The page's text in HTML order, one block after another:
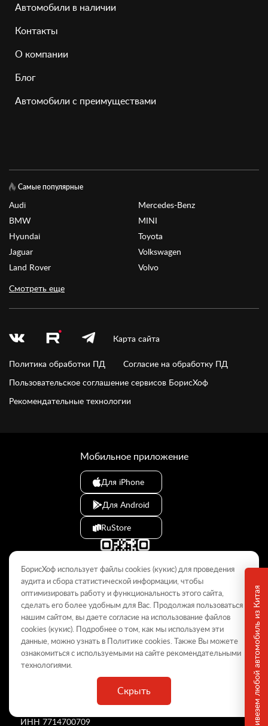
Привезем любой автомобиль из Китая
Автомобили в наличии
Контакты
О компании
Блог
Автомобили с преимуществами
Самые популярные
Audi
BMW
Hyundai
Jaguar
Land Rover
Mercedes-Benz
MINI
Toyota
Volkswagen
Volvo
Смотреть еще
Карта сайта
Политика обработки ПД
Согласие на обработку ПД
Пользовательское соглашение сервисов БорисХоф
Рекомендательные технологии
© 2009–2026
Данный интернет-сайт носит информационный характер и не
является публичной офертой, определяемой положениями Статьи
437 ГК РФ. Для получения подробной информации обращайтесь в
дилерские центры.
БорисХоф Холдинг»
ИНН 7714700709
Мобильное приложение
Для iPhone
Для Android
RuStore
БорисХоф использует файлы cookies (кукиc) для проведения
аудита и сбора статистической информации, чтобы
оптимизировать работу и функциональность этого сайта,
сделать его более удобным для Вас. Продолжая пользоваться
нашим сайтом, вы даете согласие на использование файлов
cookies (кукиc). Подробнее о том, как мы используем эти
данные, можно узнать в Политикеcookies. Также Вы можете
ознакомиться с используемыми на сайте рекомендательными
технологиями.
Скрыть